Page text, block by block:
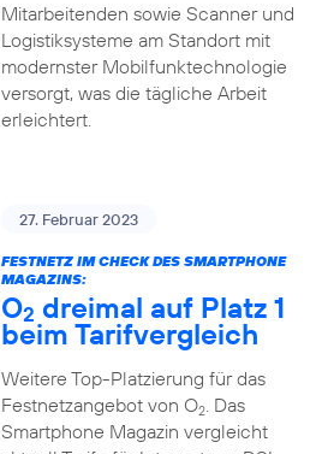
Mitarbeitenden sowie Scanner und
Logistiksysteme am Standort mit
modernster Mobilfunktechnologie
versorgt, was die tägliche Arbeit
erleichtert.
27. Februar 2023
FESTNETZ IM CHECK DES SMARTPHONE
MAGAZINS:
O2 dreimal auf Platz 1
beim Tarifvergleich
Weitere Top-Platzierung für das
Festnetzangebot von O2. Das
Smartphone Magazin vergleicht